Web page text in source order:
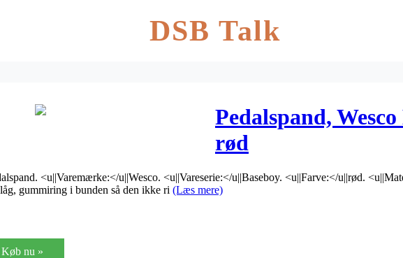
DSB Talk
Pedalspand,
rød
<u||Varemærke:</u||Wesco. <u||Vareserie:</u||Baseboy. <u||Farve:</u||rød.
gummiring i bunden så den ikke ri (Læs mere)
Køb nu »